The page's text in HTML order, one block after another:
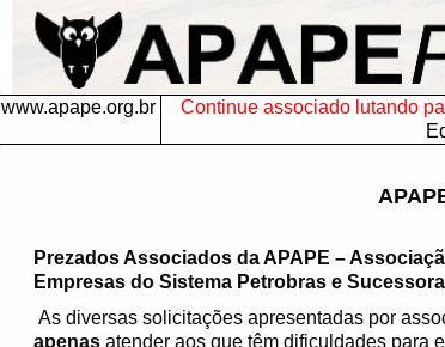
www.apape.org.br
Continue associado lutando
Prezados Associados da APAPE –
Empresas do Sistema Petrobras e
As diversas solicitações apresentadas por
apenas atender aos que têm dificuldades para